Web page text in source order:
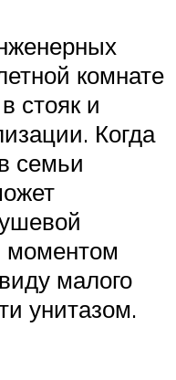
комнате
стояк и
Когда
семьи
моментом
малого
унитазом.